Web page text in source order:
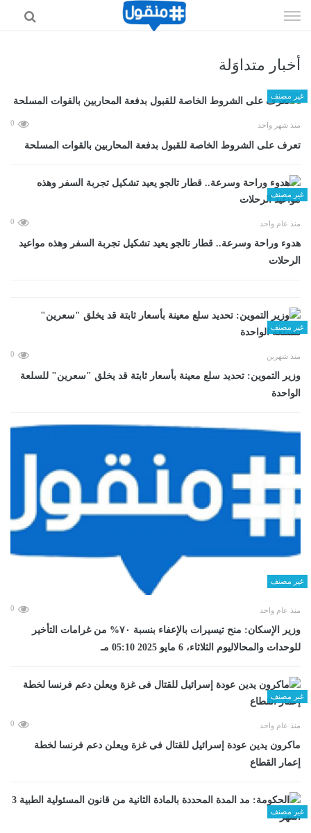
الى
أخبار متداوَلة
غير مصنف
منذ شهر واحد 0
تعرف على الشروط الخاصة للقبول بدفعة المحاربين بالقوات المسلحة
غير مصنف
منذ عام واحد 0
هدوء وراحة وسرعة.. قطار تالجو يعيد تشكيل تجربة السفر وهذه مواعيد
الرحلات
غير مصنف
منذ شهرين 0
وزير التموين: تحديد سلع معينة بأسعار ثابتة قد يخلق "سعرين" للسلعة
الواحدة
غير مصنف
منذ عام واحد 0
وزير الإسكان: منح تيسيرات بالإعفاء بنسبة ٧٠% من غرامات التأخير
للوحدات والمحالاليوم الثلاثاء، 6 مايو 2025 05:10 مـ
غير مصنف
منذ عام واحد 0
ماكرون يدين عودة إسرائيل للقتال فى غزة ويعلن دعم فرنسا لخطة
إعمار القطاع
غير مصنف